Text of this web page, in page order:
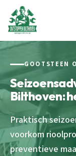
GOOTSTEEN
Bilthoven:
Praktisch
voorkom
preventieve